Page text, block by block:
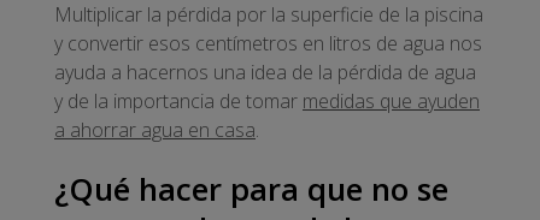
Multiplicar la pérdida por la superficie de la piscina
y convertir esos centímetros en litros de agua nos
ayuda a hacernos una idea de la pérdida de agua
y de la importancia de tomar medidas que ayuden
a ahorrar agua en casa.
¿Qué hacer para que no se